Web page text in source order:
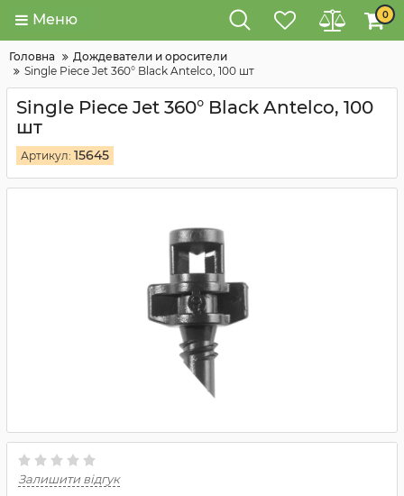
Меню 0
Головна
Дождеватели и оросители
Single Piece Jet 360° Black Antelco, 100 шт
Single Piece Jet 360° Black Antelco, 100
шт
Артикул: 15645
Залишити відгук